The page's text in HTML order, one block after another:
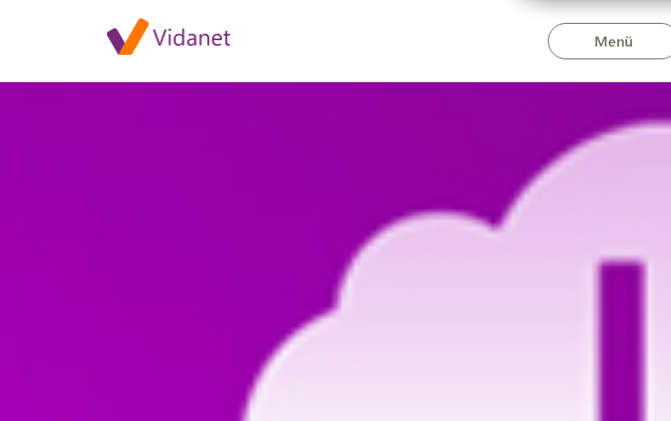
Menü
Tévécsatornák kiesése 2023. november 3-án